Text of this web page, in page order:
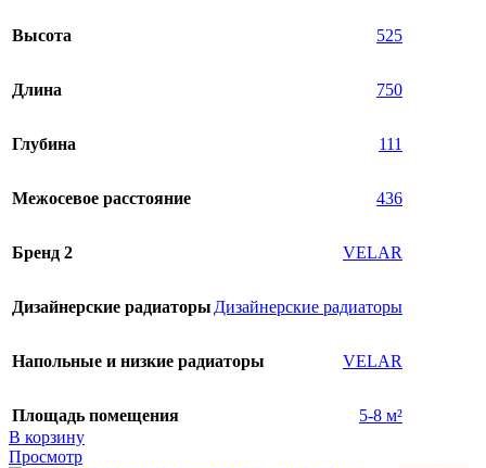
Высота 525
Длина 750
Глубина 111
Межосевое расстояние 436
Бренд 2 VELAR
Дизайнерские радиаторы Дизайнерские радиаторы
Напольные и низкие радиаторы VELAR
Площадь помещения
5-8 м²
В корзину
Просмотр